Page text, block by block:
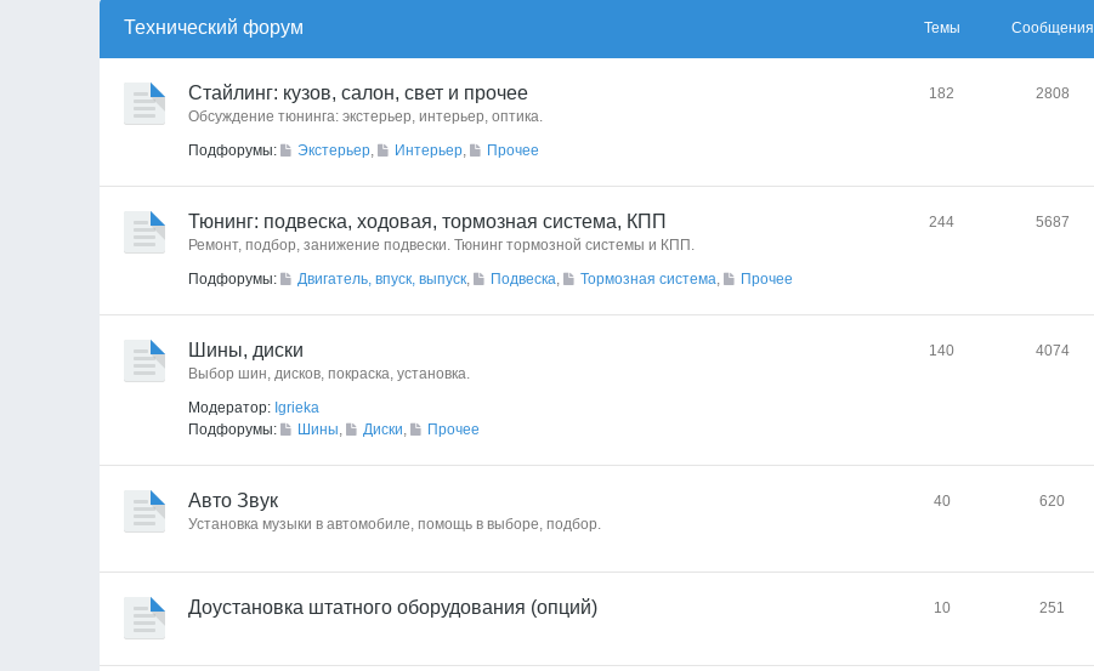
Технический форyм Темы Сообщения
Стайлинг: кузов, салон, свет и прочее
Обсуждение тюнинга: экстерьер, интерьер, оптика.
Подфорумы:
Экстерьер, Интерьер, Прочее
182 2808
Тюнинг: подвеска, ходовая, тормозная система, КПП
Ремонт, подбор, занижение подвески. Тюнинг тормозной системы и КПП.
Подфорумы:
Двигатель, впуск, выпуск, Подвеска, Тормозная система, Прочее
244 5687
Шины, диски
Выбор шин, дисков, покраска, установка.
Модератор: Igrieka
Подфорумы:
Шины, Диски, Прочее
140 4074
Авто Звук
Установка музыки в автомобиле, помощь в выборе, подбор.
40 620
Доустановка штатного оборудования (опций) 10 251